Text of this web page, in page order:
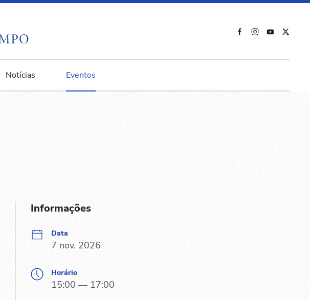
Notícias Eventos
Informações
Data
7 nov. 2026
Horário
15:00 — 17:00